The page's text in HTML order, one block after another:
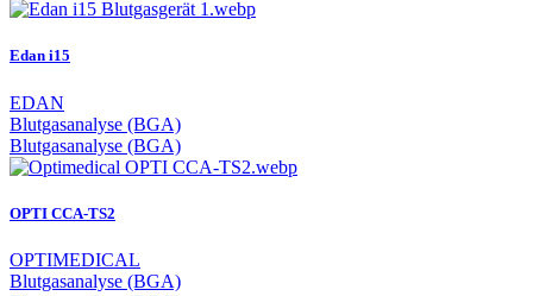
Edan i15
EDAN
Blutgasanalyse (BGA)
Blutgasanalyse (BGA)
OPTI CCA-TS2
OPTIMEDICAL
Blutgasanalyse (BGA)